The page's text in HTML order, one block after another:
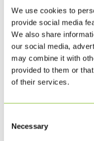
We use cookies to
provide social media
We also share
our social media,
may combine it with
provided to them or
of their services.
Selection
Necessary
Mål: 15 cm x
16 mm.
genbrugsfibre
FN's officielle
Skiltene er til
NB: Når du
skrive